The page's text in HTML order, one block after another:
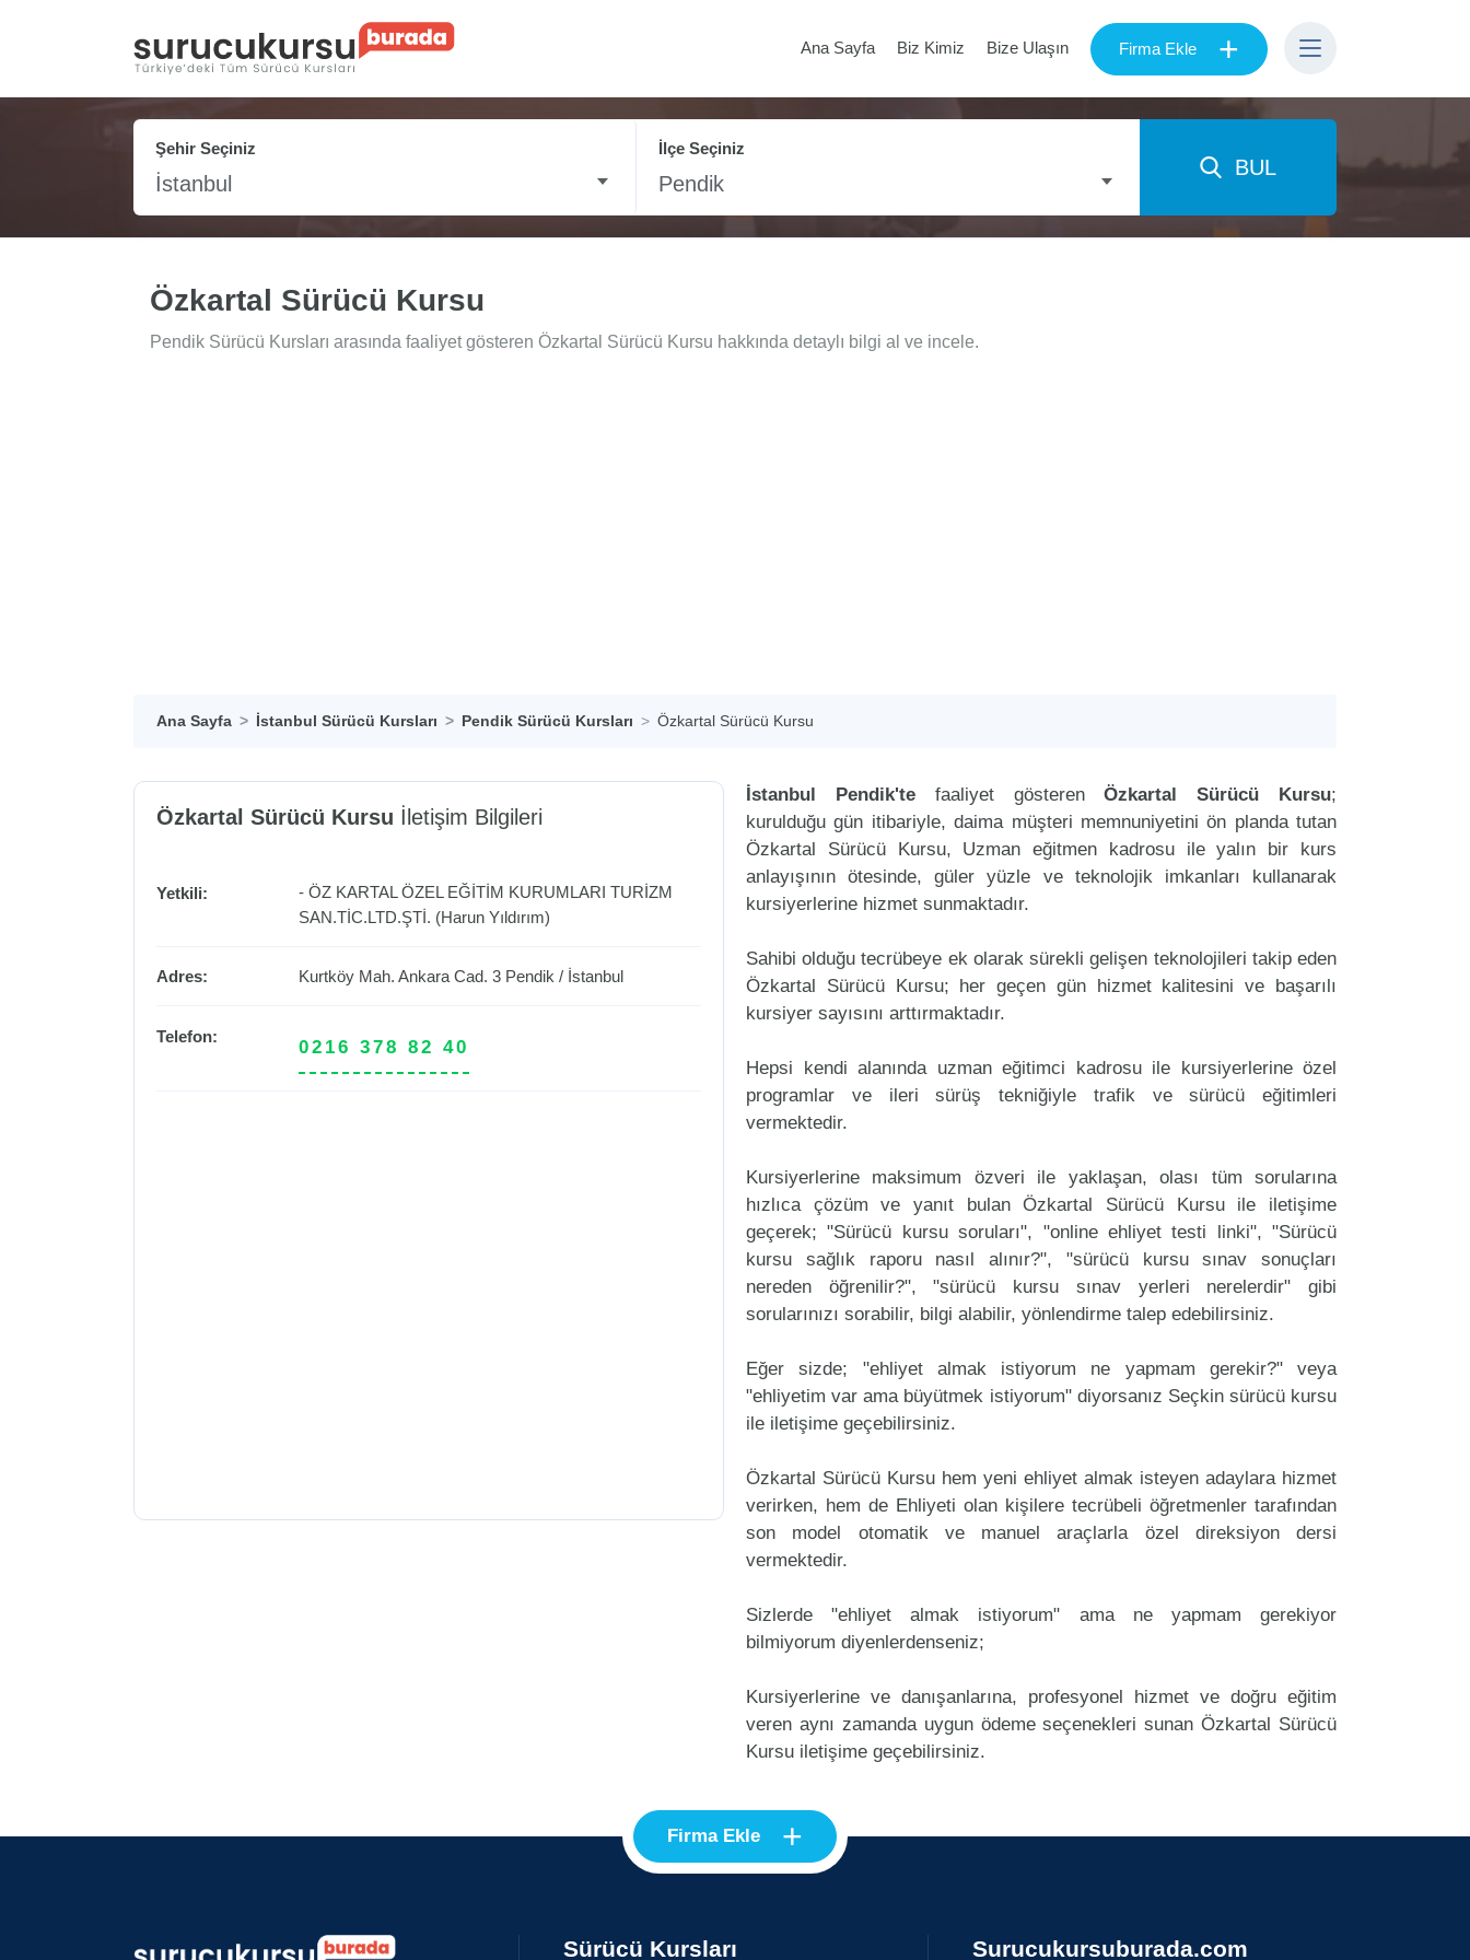
Ana Sayfa Biz Kimiz Bize Ulaşın Firma Ekle +
Şehir Seçiniz
İstanbul
İlçe Seçiniz
Pendik
BUL
Özkartal Sürücü Kursu
Pendik Sürücü Kursları arasında faaliyet gösteren Özkartal Sürücü Kursu hakkında detaylı bilgi al ve incele.
Ana Sayfa İstanbul Sürücü Kursları Pendik Sürücü Kursları Özkartal Sürücü Kursu
Özkartal Sürücü Kursu İletişim Bilgileri
Yetkili:
- ÖZ KARTAL ÖZEL EĞİTİM KURUMLARI TURİZM
SAN.TİC.LTD.ŞTİ. (Harun Yıldırım)
Adres: Kurtköy Mah. Ankara Cad. 3 Pendik / İstanbul
Telefon:
0216 378 82 40
İstanbul Pendik'tefaaliyet gösterenÖzkartal Sürücü Kursu;
kurulduğu gün itibariyle, daima müşteri memnuniyetini ön planda tutan
Özkartal Sürücü Kursu, Uzman eğitmen kadrosu ile yalın bir kurs
anlayışının ötesinde, güler yüzle ve teknolojik imkanları kullanarak
kursiyerlerine hizmet sunmaktadır.
Sahibi olduğu tecrübeye ek olarak sürekli gelişen teknolojileri takip eden
Özkartal Sürücü Kursu; her geçen gün hizmet kalitesini ve başarılı
kursiyer sayısını arttırmaktadır.
Hepsi kendi alanında uzman eğitimci kadrosu ile kursiyerlerine özel
programlar ve ileri sürüş tekniğiyle trafik ve sürücü eğitimleri
vermektedir.
Kursiyerlerine maksimum özveri ile yaklaşan, olası tüm sorularına
hızlıca çözüm ve yanıt bulan Özkartal Sürücü Kursu ile iletişime
geçerek; "Sürücü kursu soruları", "online ehliyet testi linki", "Sürücü
kursu sağlık raporu nasıl alınır?", "sürücü kursu sınav sonuçları
nereden öğrenilir?", "sürücü kursu sınav yerleri nerelerdir" gibi
sorularınızı sorabilir, bilgi alabilir, yönlendirme talep edebilirsiniz.
Eğer sizde; "ehliyet almak istiyorum ne yapmam gerekir?" veya
"ehliyetim var ama büyütmek istiyorum" diyorsanız Seçkin sürücü kursu
ile iletişime geçebilirsiniz.
Özkartal Sürücü Kursu hem yeni ehliyet almak isteyen adaylara hizmet
verirken, hem de Ehliyeti olan kişilere tecrübeli öğretmenler tarafından
son model otomatik ve manuel araçlarla özel direksiyon dersi
vermektedir.
Sizlerde "ehliyet almak istiyorum" ama ne yapmam gerekiyor
bilmiyorum diyenlerdenseniz;
Kursiyerlerine ve danışanlarına, profesyonel hizmet ve doğru eğitim
veren aynı zamanda uygun ödeme seçenekleri sunan Özkartal Sürücü
Kursu iletişime geçebilirsiniz.
Firma Ekle +
Sürücü Kursları Surucukursuburada.com